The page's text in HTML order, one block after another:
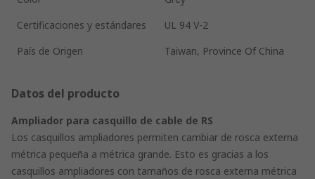
Certificaciones y estándares
UL 94 V-2
País de Origen
Taiwan, Province Of China
Datos del producto
Ampliador para casquillo de cable de RS
Los casquillos ampliadores permiten cambiar de rosca externa
métrica pequeña a métrica grande. Esto es gracias a los
casquillos ampliadores con tamaños de rosca externa métrica